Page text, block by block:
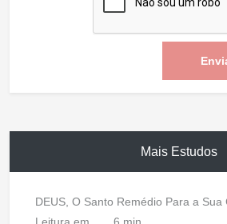
Mais Estudos
DEUS, O Santo Remédio Para a Sua